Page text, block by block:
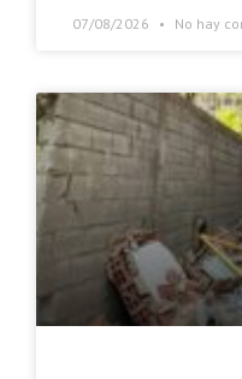
07/08/2026 No hay